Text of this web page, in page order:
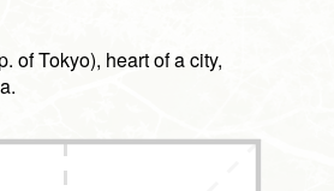
of Tokyo), heart of a city,